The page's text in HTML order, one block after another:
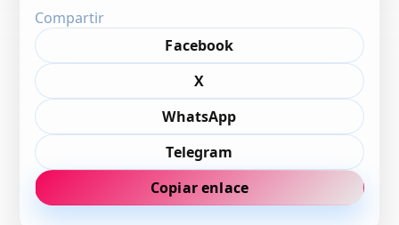
Compartir
Facebook
X
WhatsApp
Telegram
Copiar enlace